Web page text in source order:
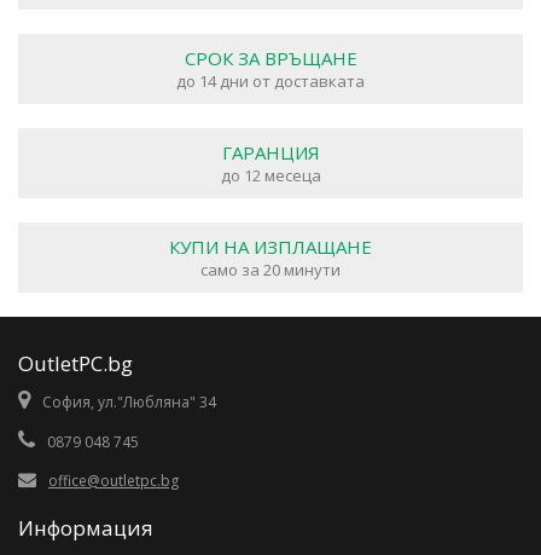
СРОК ЗА ВРЪЩАНЕ
до 14 дни от доставката
ГАРАНЦИЯ
до 12 месеца
КУПИ НА ИЗПЛАЩАНЕ
само за 20 минути
OutletPC.bg
София, ул."Любляна" 34
0879 048 745
office@outletpc.bg
Информация